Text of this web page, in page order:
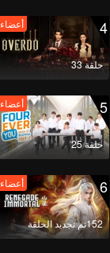
4
حلقة 33
أعضاء
5
حلقة 25
أعضاء
6
152تم تجديد الحلقة
أعضاء